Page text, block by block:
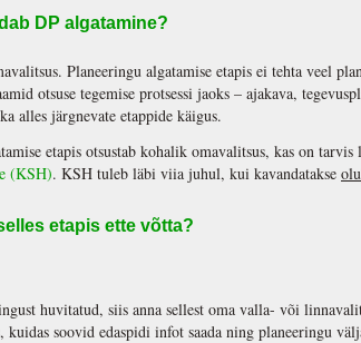
DP algatamine?
Planeeringu algatamise etapis ei tehta veel
otsuse tegemise protsessi jaoks – ajakava,
alles järgnevate etappide käigus.
etapis otsustab kohalik omavalitsus, kas on
(KSH). KSH tuleb läbi viia juhul, kui kavandatakse
etapis ette võtta?
huvitatud, siis anna sellest oma valla- või
soovid edaspidi infot saada ning planeeringu